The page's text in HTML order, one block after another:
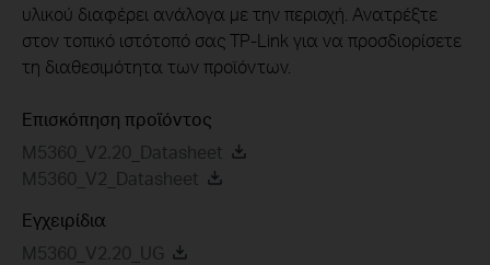
υλικού διαφέρει ανάλογα με την περιοχή. Ανατρέξτε
στον τοπικό ιστότοπό σας TP-Link για να προσδιορίσετε
τη διαθεσιμότητα των προϊόντων.
Επισκόπηση προϊόντος
M5360_V2.20_Datasheet
M5360_V2_Datasheet
Εγχειρίδια
M5360_V2.20_UG